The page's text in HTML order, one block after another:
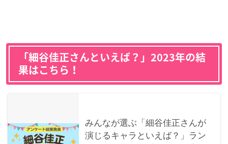
「細谷佳正さんといえば？」2023年の結
果はこちら！